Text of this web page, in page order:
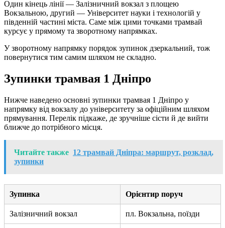
Один кінець лінії — Залізничний вокзал з площею
Вокзальною, другий — Університет науки і технологій у
південній частині міста. Саме між цими точками трамвай
курсує у прямому та зворотному напрямках.
У зворотному напрямку порядок зупинок дзеркальний, тож
повернутися тим самим шляхом не складно.
Зупинки трамвая 1 Дніпро
Нижче наведено основні зупинки трамвая 1 Дніпро у
напрямку від вокзалу до університету за офіційним шляхом
прямування. Перелік підкаже, де зручніше сісти й де вийти
ближче до потрібного місця.
Читайте также 12 трамвай Дніпра: маршрут, розклад,
зупинки
Зупинка Орієнтир поруч
Залізничний вокзал пл. Вокзальна, поїзди